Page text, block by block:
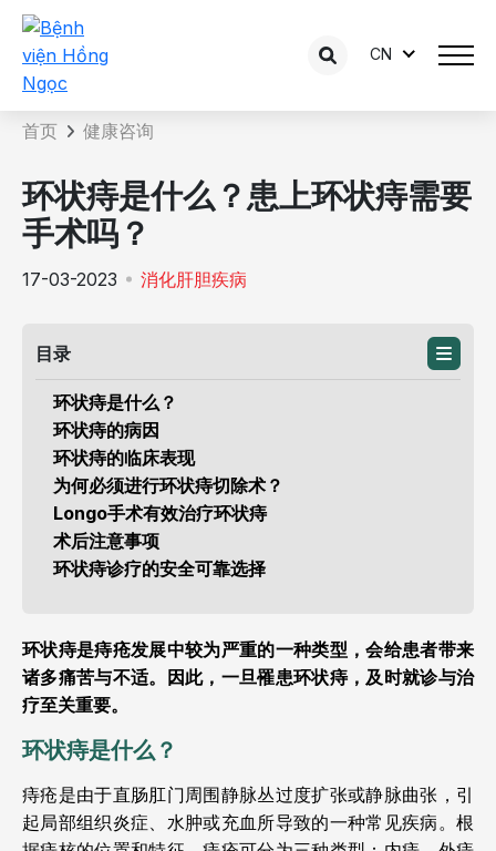
CN
咨询内容详情
首页 健康咨询
环状痔是什么？患上环状痔需要
手术吗？
17-03-2023 消化肝胆疾病
目录
环状痔是什么？
环状痔的病因
环状痔的临床表现
为何必须进行环状痔切除术？
Longo手术有效治疗环状痔
术后注意事项
环状痔诊疗的安全可靠选择
环状痔是痔疮发展中较为严重的一种类型，会给患者带来
诸多痛苦与不适。因此，一旦罹患环状痔，及时就诊与治
疗至关重要。
环状痔是什么？
痔疮是由于直肠肛门周围静脉丛过度扩张或静脉曲张，引
起局部组织炎症、水肿或充血所导致的一种常见疾病。根